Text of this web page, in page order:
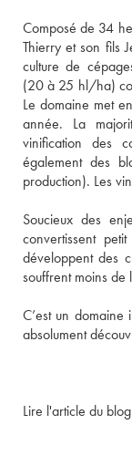
Composé de 34
Thierry et son fils
culture de
(20 à 25 hl/ha)
Le domaine met
année. La
vinification des
également des
production). Les
Soucieux des
convertissent
développent des
souffrent moins de
C’est un domaine
absolument
Lire l'article du